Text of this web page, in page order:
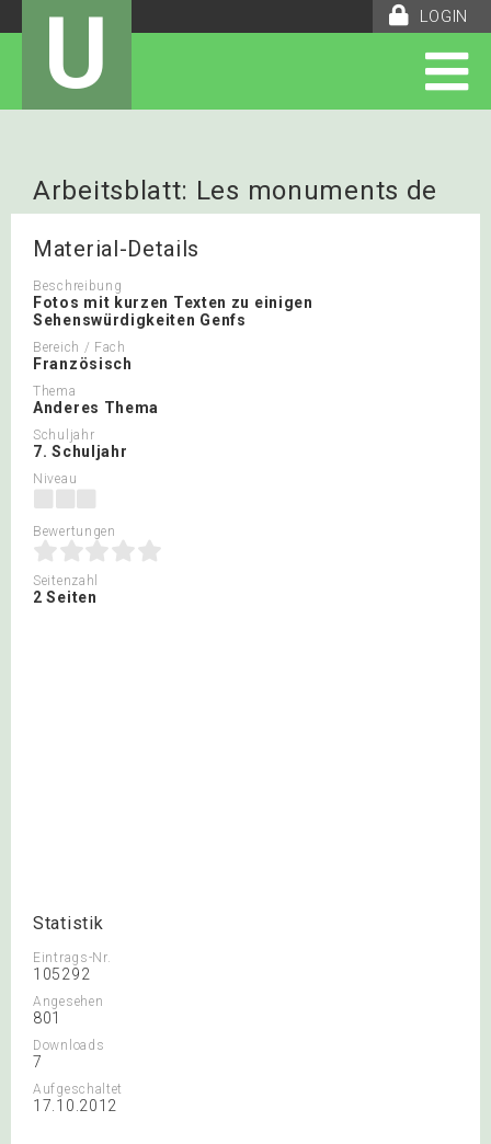
LOGIN
U
Arbeitsblatt: Les monuments de
Génève
Material-Details
Beschreibung
Fotos mit kurzen Texten zu einigen
Sehenswürdigkeiten Genfs
Bereich / Fach
Französisch
Thema
Anderes Thema
Schuljahr
7. Schuljahr
Niveau
Bewertungen
Seitenzahl
2 Seiten
Statistik
Eintrags-Nr.
105292
Angesehen
801
Downloads
7
Aufgeschaltet
17.10.2012